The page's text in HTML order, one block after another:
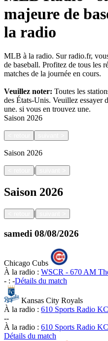
majeure de
la radio
MLB à la radio. Sur radio.fr,
de baseball. Profitez de tous les
matches de la journée en cours.
Veuillez noter: Toutes les
des États-Unis. Veuillez essayer
une. si vous en trouvez une.
Saison 2026
Saison 2026
|
Saison 2026
|
samedi 08/08/2026
Chicago Cubs
À la radio : WSCR - 670 AM
- : -Détails du match
Kansas City Royals
À la radio : 610 Sports Radio
--
À la radio : 610 Sports Radio
Détails du match